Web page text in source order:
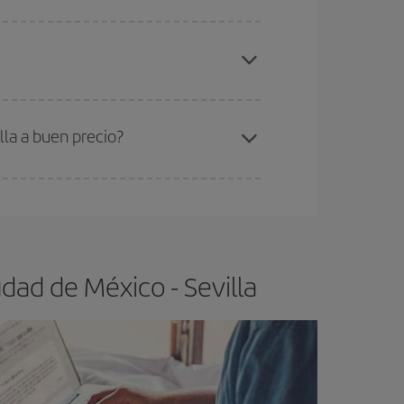
de México-Sevilla-dest
a buen precio?
de México - Sevilla